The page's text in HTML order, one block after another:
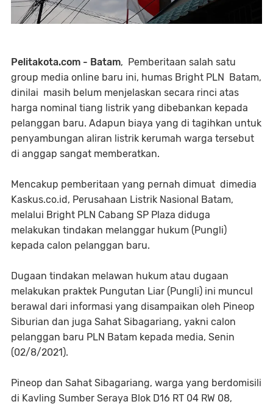
Pelitakota.com - Batam, Pemberitaan salah satu
group media online baru ini, humas Bright PLN Batam,
dinilai masih belum menjelaskan secara rinci atas
harga nominal tiang listrik yang dibebankan kepada
pelanggan baru. Adapun biaya yang di tagihkan untuk
penyambungan aliran listrik kerumah warga tersebut
di anggap sangat memberatkan.
Mencakup pemberitaan yang pernah dimuat dimedia
Kaskus.co.id, Perusahaan Listrik Nasional Batam,
melalui Bright PLN Cabang SP Plaza diduga
melakukan tindakan melanggar hukum (Pungli)
kepada calon pelanggan baru.
Dugaan tindakan melawan hukum atau dugaan
melakukan praktek Pungutan Liar (Pungli) ini muncul
berawal dari informasi yang disampaikan oleh Pineop
Siburian dan juga Sahat Sibagariang, yakni calon
pelanggan baru PLN Batam kepada media, Senin
(02/8/2021).
Pineop dan Sahat Sibagariang, warga yang berdomisili
di Kavling Sumber Seraya Blok D16 RT 04 RW 08,